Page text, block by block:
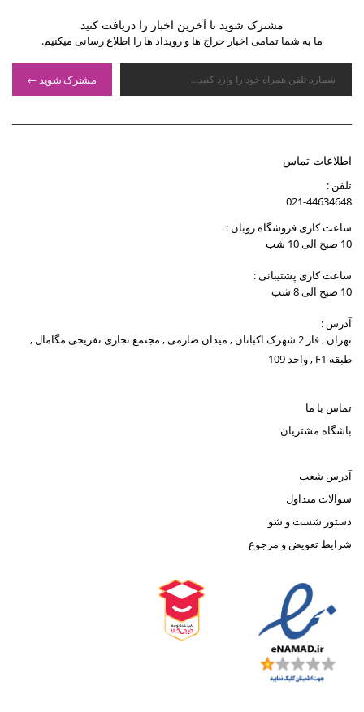
مشترک شوید تا آخرین اخبار را دریافت کنید
ما به شما تمامی اخبار حراج ها و رویداد ها را اطلاع رسانی میکنیم.
مشترک شوید
اطلاعات تماس
تلفن :
021-44634648
ساعت کاری فروشگاه روبان :
10 صبح الی 10 شب
ساعت کاری پشتیبانی :
10 صبح الی 8 شب
آدرس :
تهران , فاز 2 شهرک اکباتان , میدان صارمی , مجتمع تجاری تفریحی مگامال ,
طبقه F1 , واحد 109
تماس با ما
باشگاه مشتریان
آدرس شعب
سوالات متداول
دستور شست و شو
شرایط تعویض و مرجوع